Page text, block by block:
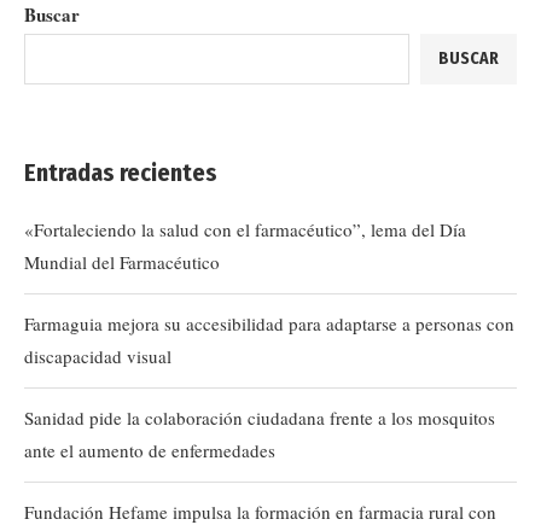
Buscar
BUSCAR
Entradas recientes
«Fortaleciendo la salud con el farmacéutico”, lema del Día
Mundial del Farmacéutico
Farmaguia mejora su accesibilidad para adaptarse a personas con
discapacidad visual
Sanidad pide la colaboración ciudadana frente a los mosquitos
ante el aumento de enfermedades
Fundación Hefame impulsa la formación en farmacia rural con